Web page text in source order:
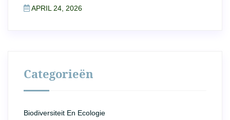
APRIL 24, 2026
Categorieën
Biodiversiteit En Ecologie